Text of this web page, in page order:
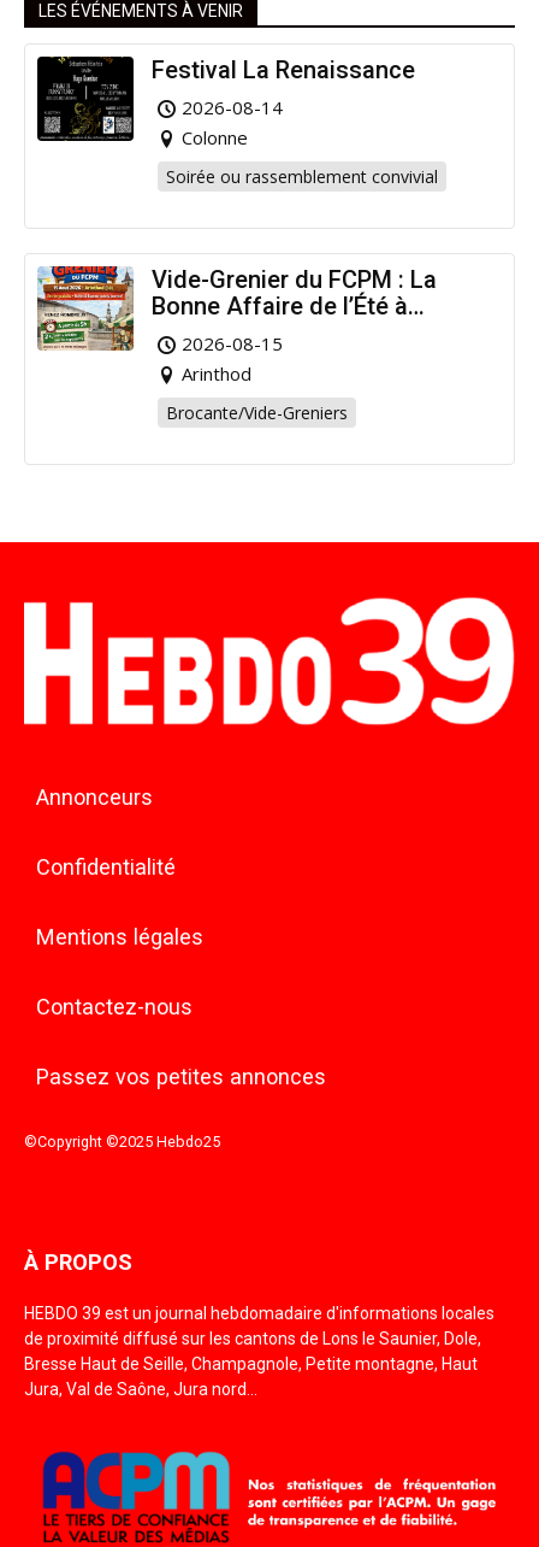
LES ÉVÉNEMENTS À VENIR
Festival La Renaissance
2026-08-14
Colonne
Soirée ou rassemblement convivial
Vide-Grenier du FCPM : La
Bonne Affaire de l’Été à
Arinthod !
2026-08-15
Arinthod
Brocante/Vide-Greniers